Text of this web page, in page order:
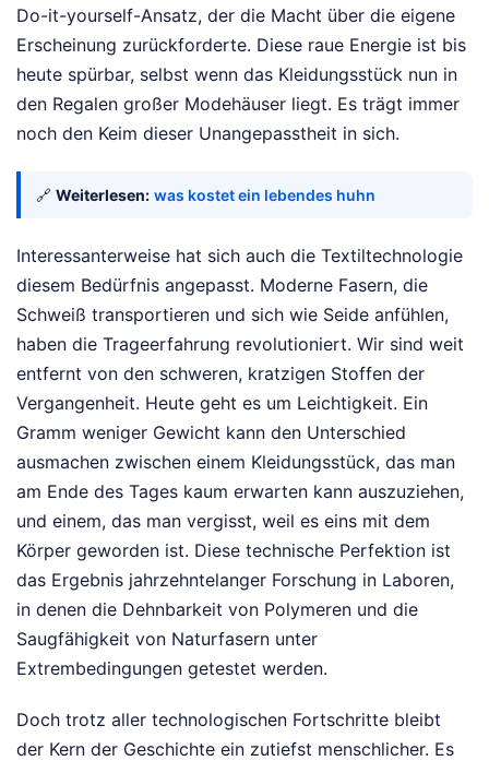
Do-it-yourself-Ansatz, der die Macht über die eigene
Erscheinung zurückforderte. Diese raue Energie ist bis
heute spürbar, selbst wenn das Kleidungsstück nun in
den Regalen großer Modehäuser liegt. Es trägt immer
noch den Keim dieser Unangepasstheit in sich.
🔗 Weiterlesen: was kostet ein lebendes huhn
Interessanterweise hat sich auch die Textiltechnologie
diesem Bedürfnis angepasst. Moderne Fasern, die
Schweiß transportieren und sich wie Seide anfühlen,
haben die Trageerfahrung revolutioniert. Wir sind weit
entfernt von den schweren, kratzigen Stoffen der
Vergangenheit. Heute geht es um Leichtigkeit. Ein
Gramm weniger Gewicht kann den Unterschied
ausmachen zwischen einem Kleidungsstück, das man
am Ende des Tages kaum erwarten kann auszuziehen,
und einem, das man vergisst, weil es eins mit dem
Körper geworden ist. Diese technische Perfektion ist
das Ergebnis jahrzehntelanger Forschung in Laboren,
in denen die Dehnbarkeit von Polymeren und die
Saugfähigkeit von Naturfasern unter
Extrembedingungen getestet werden.
Doch trotz aller technologischen Fortschritte bleibt
der Kern der Geschichte ein zutiefst menschlicher. Es